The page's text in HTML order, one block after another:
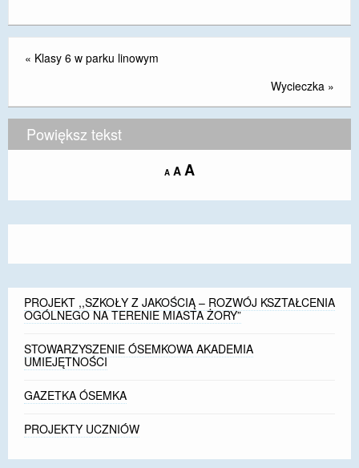
« Klasy 6 w parku linowym
Wycieczka »
Powiększ tekst
A Decrease
size.
A Reset
size.
AIncrease
size.
PROJEKT ,,SZKOŁY Z JAKOŚCIĄ – ROZWÓJ KSZTAŁCENIA
OGÓLNEGO NA TERENIE MIASTA ŻORY”
STOWARZYSZENIE ÓSEMKOWA AKADEMIA
UMIEJĘTNOŚCI
GAZETKA ÓSEMKA
PROJEKTY UCZNIÓW